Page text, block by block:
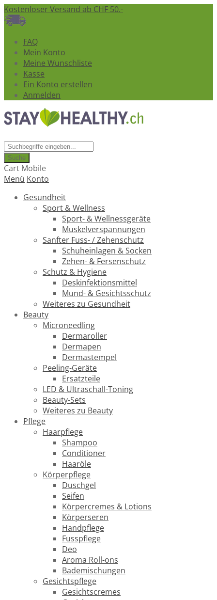
Kostenloser Versand ab CHF 50.-
FAQ
Mein Konto
Meine Wunschliste
Kasse
Ein Konto erstellen
Anmelden
Suche
Cart Mobile
Menü Konto
Gesundheit
Sport & Wellness
Sport- & Wellnessgeräte
Muskelverspannungen
Sanfter Fuss- / Zehenschutz
Schuheinlagen & Socken
Zehen- & Fersenschutz
Schutz & Hygiene
Deskinfektionsmittel
Mund- & Gesichtsschutz
Weiteres zu Gesundheit
Beauty
Microneedling
Dermaroller
Dermapen
Dermastempel
Peeling-Geräte
Ersatzteile
LED & Ultraschall-Toning
Beauty-Sets
Weiteres zu Beauty
Pflege
Haarpflege
Shampoo
Conditioner
Haaröle
Körperpflege
Duschgel
Seifen
Körpercremes & Lotions
Körperseren
Handpflege
Fusspflege
Deo
Aroma Roll-ons
Bademischungen
Gesichtspflege
Gesichtscremes